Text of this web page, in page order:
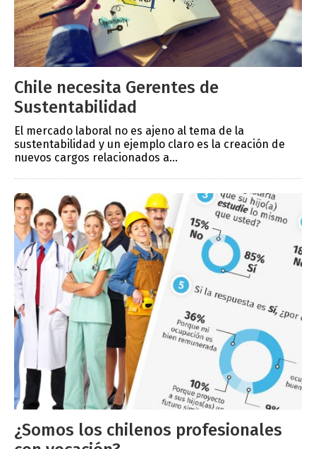
Chile necesita Gerentes de
Sustentabilidad
El mercado laboral no es ajeno al tema de la
sustentabilidad y un ejemplo claro es la creación de
nuevos cargos relacionados a...
¿Somos los chilenos profesionales